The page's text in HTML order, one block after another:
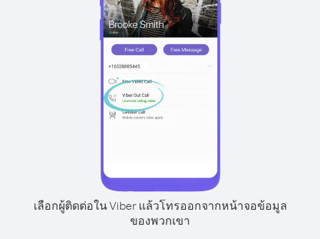
เลือกผู้ติดต่อใน Viber แล้วโทรออกจากหน้าจอข้อมูล
ของพวกเขา